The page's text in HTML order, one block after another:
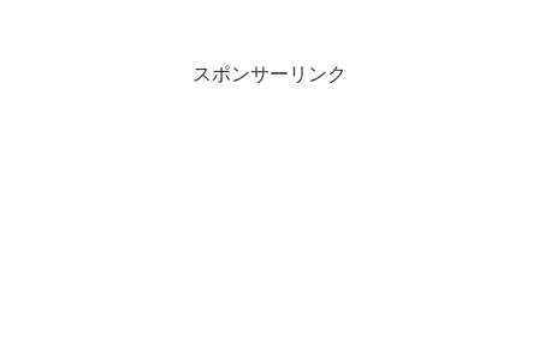
スポンサーリンク